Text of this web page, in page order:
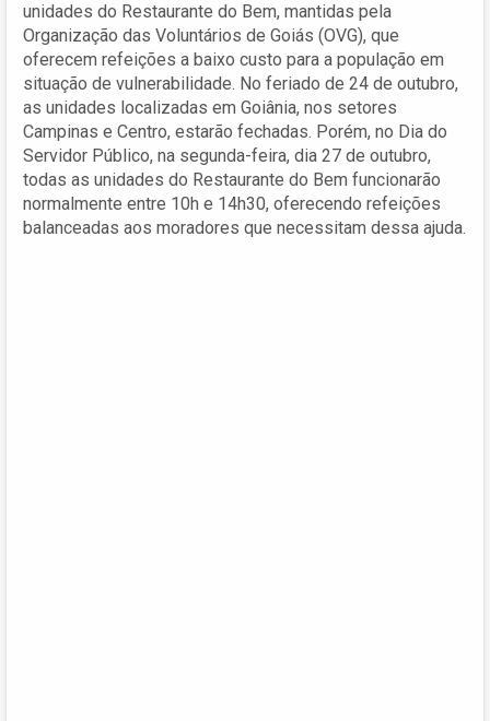
unidades do Restaurante do Bem, mantidas pela
Organização das Voluntários de Goiás (OVG), que
oferecem refeições a baixo custo para a população em
situação de vulnerabilidade. No feriado de 24 de outubro,
as unidades localizadas em Goiânia, nos setores
Campinas e Centro, estarão fechadas. Porém, no Dia do
Servidor Público, na segunda-feira, dia 27 de outubro,
todas as unidades do Restaurante do Bem funcionarão
normalmente entre 10h e 14h30, oferecendo refeições
balanceadas aos moradores que necessitam dessa ajuda.